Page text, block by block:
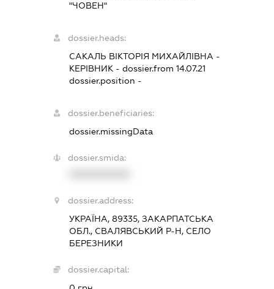
"ЧОВЕН"
dossier.heads:
САКАЛЬ ВІКТОРІЯ МИХАЙЛІВНА -
КЕРІВНИК- dossier.from 14.07.21
dossier.position -
dossier.beneficiaries:
dossier.missingData
dossier.smida:
dossier.address:
УКРАЇНА, 89335, ЗАКАРПАТСЬКА
ОБЛ., СВАЛЯВСЬКИЙ Р-Н, СЕЛО
БЕРЕЗНИКИ
dossier.capital: